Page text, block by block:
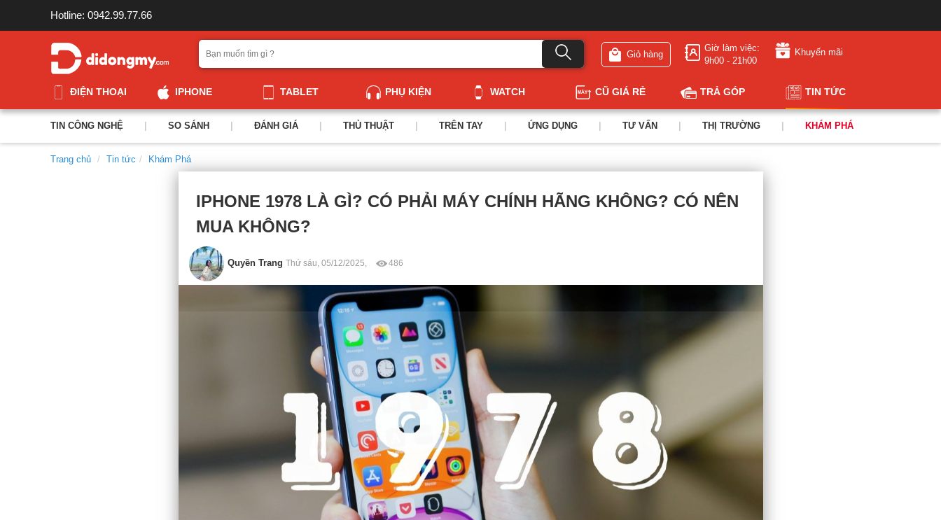
Hotline: 0942.99.77.66
Giỏ hàng
Giờ làm việc:
9h00 - 21h00
Khuyến mãi
ĐIỆN THOẠI IPHONE TABLET PHỤ KIỆN WATCH CŨ GIÁ RẺ TRẢ GÓP TIN TỨC
TIN CÔNG NGHỆ SO SÁNH ĐÁNH GIÁ THỦ THUẬT TRÊN TAY ỨNG DỤNG TƯ VẤN THỊ TRƯỜNG KHÁM PHÁ
Trang chủ Tin tức Khám Phá
IPHONE 1978 LÀ GÌ? CÓ PHẢI MÁY CHÍNH HÃNG KHÔNG? CÓ NÊN
MUA KHÔNG?
Quyền Trang Thứ sáu, 05/12/2025, 486